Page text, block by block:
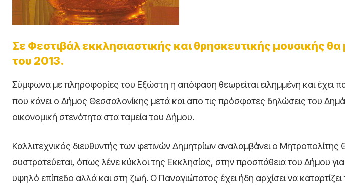
Σε Φεστιβάλ εκκλησιαστικής και θρησκευτικής μουσικής
του 2013.
Σύμφωνα με πληροφορίες του Εξώστη η απόφαση θεωρείται ειλημμένη και έχει
που κάνει ο Δήμος Θεσσαλονίκης μετά και απο τις πρόσφατες δηλώσεις του
οικονομική στενότητα στα ταμεία του Δήμου.
Καλλιτεχνικός διευθυντής των φετινών Δημητρίων αναλαμβάνει ο
συστρατεύεται, όπως λένε κύκλοι της Εκκλησίας, στην προσπάθεια του Δήμου
υψηλό επίπεδο αλλά και στη ζωή. Ο Παναγιώτατος έχει ήδη αρχίσει να